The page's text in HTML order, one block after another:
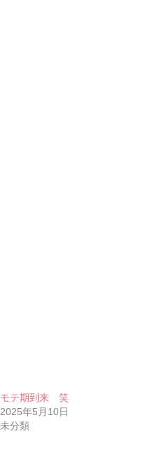
モテ期到来 笑
2025年5月10日
未分類